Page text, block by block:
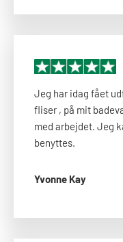
Jeg har idag fået
fliser , på mit
med arbejdet. Jeg
benyttes.
Yvonne Kay